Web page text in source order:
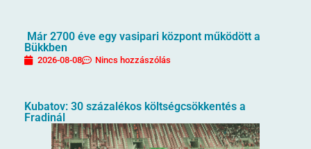
Már 2700 éve egy vasipari központ működött a
Bükkben
2026-08-08 Nincs hozzászólás
Kubatov: 30 százalékos költségcsökkentés a
Fradinál